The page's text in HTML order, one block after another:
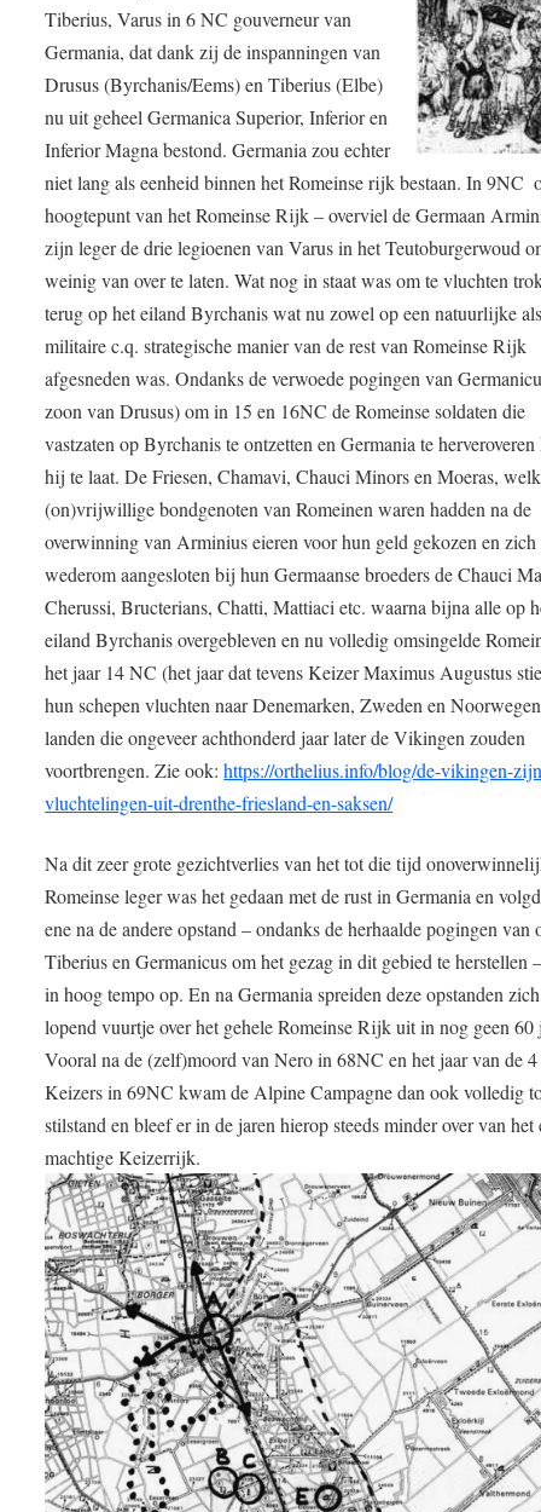
Tiberius, Varus in 6 NC gouverneur van
Germania, dat dank zij de inspanningen van
Drusus (Byrchanis/Eems) en Tiberius (Elbe)
nu uit geheel Germanica Superior, Inferior en
Inferior Magna bestond. Germania zou echter
niet lang als eenheid binnen het Romeinse rijk bestaan. In 9NC 
hoogtepunt van het Romeinse Rijk – overviel de Germaan
zijn leger de drie legioenen van Varus in het Teutoburgerwoud
weinig van over te laten. Wat nog in staat was om te vluchten
terug op het eiland Byrchanis wat nu zowel op een natuurlijke
militaire c.q. strategische manier van de rest van Romeinse Rijk
afgesneden was. Ondanks de verwoede pogingen van
zoon van Drusus) om in 15 en 16NC de Romeinse soldaten die
vastzaten op Byrchanis te ontzetten en Germania te
hij te laat. De Friesen, Chamavi, Chauci Minors en Moeras,
(on)vrijwillige bondgenoten van Romeinen waren hadden na de
overwinning van Arminius eieren voor hun geld gekozen en zich
wederom aangesloten bij hun Germaanse broeders de Chauci
Cherussi, Bructerians, Chatti, Mattiaci etc. waarna bijna alle op
eiland Byrchanis overgebleven en nu volledig omsingelde
het jaar 14 NC (het jaar dat tevens Keizer Maximus Augustus
hun schepen vluchten naar Denemarken, Zweden en
landen die ongeveer achthonderd jaar later de Vikingen zouden
voortbrengen. Zie ook:https://orthelius.info/blog/de-vikingen-
vluchtelingen-uit-drenthe-friesland-en-saksen/
Na dit zeer grote gezichtverlies van het tot die tijd
Romeinse leger was het gedaan met de rust in Germania en
ene na de andere opstand – ondanks de herhaalde pogingen van
Tiberius en Germanicus om het gezag in dit gebied te herstellen
in hoog tempo op. En na Germania spreiden deze opstanden
lopend vuurtje over het gehele Romeinse Rijk uit in nog geen 60
Vooral na de (zelf)moord van Nero in 68NC en het jaar van de 4
Keizers in 69NC kwam de Alpine Campagne dan ook volledig
stilstand en bleef er in de jaren hierop steeds minder over van het
machtige Keizerrijk.